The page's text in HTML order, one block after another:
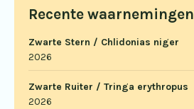
Recente waarnemingen
Zwarte Stern / Chlidonias niger
2026
Zwarte Ruiter / Tringa erythropus
2026